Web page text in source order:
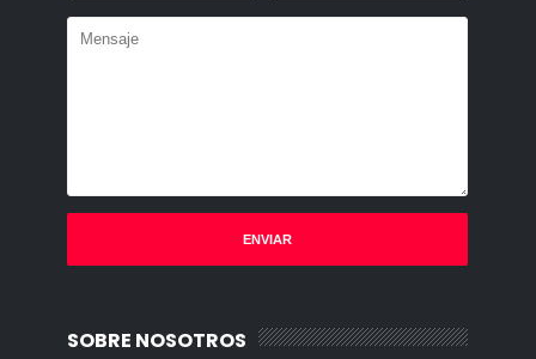
SOBRE NOSOTROS